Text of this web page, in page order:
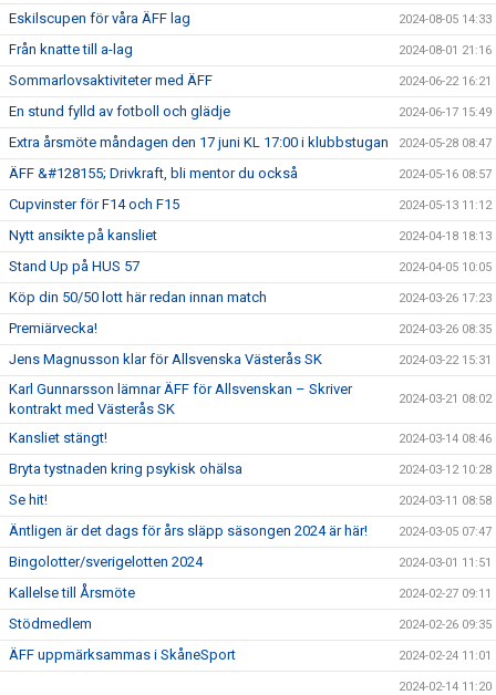
Eskilscupen för våra ÄFF lag 2024-08-05 14:33
Från knatte till a-lag 2024-08-01 21:16
Sommarlovsaktiviteter med ÄFF 2024-06-22 16:21
En stund fylld av fotboll och glädje 2024-06-17 15:49
Extra årsmöte måndagen den 17 juni KL 17:00 i klubbstugan 2024-05-28 08:47
ÄFF &#128155; Drivkraft, bli mentor du också 2024-05-16 08:57
Cupvinster för F14 och F15 2024-05-13 11:12
Nytt ansikte på kansliet 2024-04-18 18:13
Stand Up på HUS 57 2024-04-05 10:05
Köp din 50/50 lott här redan innan match 2024-03-26 17:23
Premiärvecka! 2024-03-26 08:35
Jens Magnusson klar för Allsvenska Västerås SK 2024-03-22 15:31
Karl Gunnarsson lämnar ÄFF för Allsvenskan – Skriver
kontrakt med Västerås SK
2024-03-21 08:02
Kansliet stängt! 2024-03-14 08:46
Bryta tystnaden kring psykisk ohälsa 2024-03-12 10:28
Se hit! 2024-03-11 08:58
Äntligen är det dags för års släpp säsongen 2024 är här! 2024-03-05 07:47
Bingolotter/sverigelotten 2024 2024-03-01 11:51
Kallelse till Årsmöte 2024-02-27 09:11
Stödmedlem 2024-02-26 09:35
ÄFF uppmärksammas i SkåneSport 2024-02-24 11:01
2024-02-14 11:20